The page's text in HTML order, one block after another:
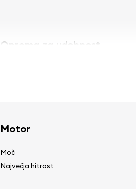
Oprema za udobnost
Druga oprema
Motor
Moč
Največja hitrost